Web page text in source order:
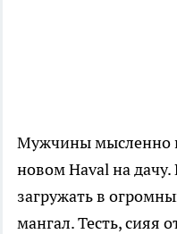
Мужчины мысленно
новом Haval на дачу.
загружать в
мангал. Тесть, сияя